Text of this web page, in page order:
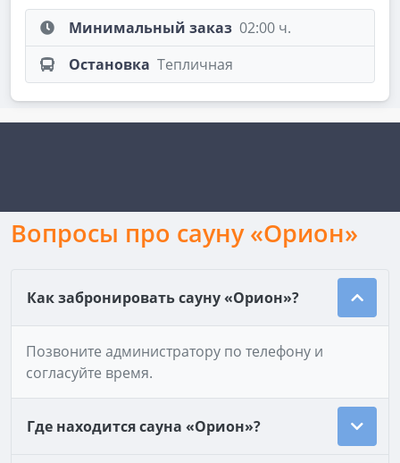
Минимальный заказ 02:00 ч.
Остановка Тепличная
Вопросы про сауну «Орион»
Как забронировать сауну «Орион»?
Позвоните администратору по телефону и
согласуйте время.
Где находится сауна «Орион»?